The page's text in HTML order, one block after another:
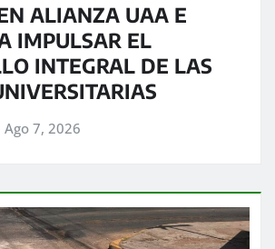
ALIANZA UAA E
IMPULSAR EL
INTEGRAL DE LAS
Ago 7, 2026